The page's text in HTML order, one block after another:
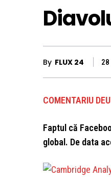
By FLUX 24
COMENTARIU
Faptul că
global. De data